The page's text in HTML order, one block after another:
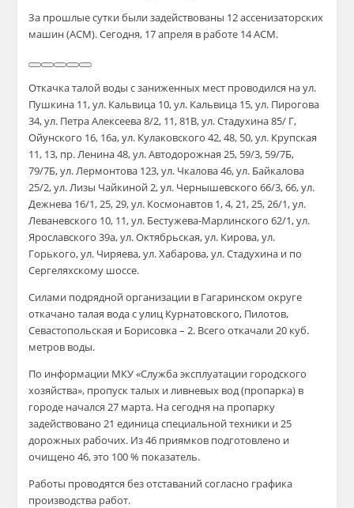
За прошлые сутки были задействованы 12 ассенизаторских
машин (АСМ). Сегодня, 17 апреля в работе 14 АСМ.
Откачка талой воды с заниженных мест проводился на ул.
Пушкина 11, ул. Кальвица 10, ул. Кальвица 15, ул. Пирогова
34, ул. Петра Алексеева 8/2, 11, 81В, ул. Стадухина 85/ Г,
Ойунского 16, 16а, ул. Кулаковского 42, 48, 50, ул. Крупская
11, 13, пр. Ленина 48, ул. Автодорожная 25, 59/3, 59/7Б,
79/7Б, ул. Лермонтова 123, ул. Чкалова 46, ул. Байкалова
25/2, ул. Лизы Чайкиной 2, ул. Чернышевского 66/3, 66, ул.
Дежнева 16/1, 25, 29, ул. Космонавтов 1, 4, 21, 25, 26/1, ул.
Леваневского 10, 11, ул. Бестужева-Марлинского 62/1, ул.
Ярославского 39а, ул. Октябрьская, ул. Кирова, ул.
Горького, ул. Чиряева, ул. Хабарова, ул. Стадухина и по
Сергеляхскому шоссе.
Силами подрядной организации в Гагаринском округе
откачано талая вода с улиц Курнатовского, Пилотов,
Севастопольская и Борисовка – 2. Всего откачали 20 куб.
метров воды.
По информации МКУ «Служба эксплуатации городского
хозяйства», пропуск талых и ливневых вод (пропарка) в
городе начался 27 марта. На сегодня на пропарку
задействовано 21 единица специальной техники и 25
дорожных рабочих. Из 46 приямков подготовлено и
очищено 46, это 100 % показатель.
Работы проводятся без отставаний согласно графика
производства работ.